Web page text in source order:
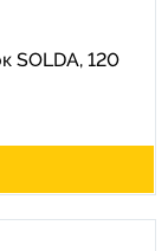
SOLDA, 120